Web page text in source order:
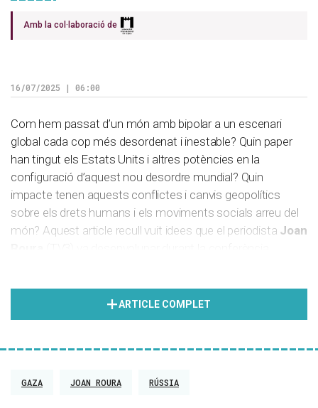
Amb la col·laboració de
16/07/2025 | 06:00
Com hem passat d’un món amb bipolar a un escenari
global cada cop més desordenat i inestable? Quin paper
han tingut els Estats Units i altres potències en la
configuració d’aquest nou desordre mundial? Quin
impacte tenen aquests conflictes i canvis geopolítics
sobre els drets humans i els moviments socials arreu del
món? Aquest article recull vuit idees que el periodista Joan
Sota el títolDe la bipolaritat a la multiporalitat: un món en
trajectòria de més de quatre dècades com a
ARTICLE COMPLET
GAZA JOAN ROURA RÚSSIA